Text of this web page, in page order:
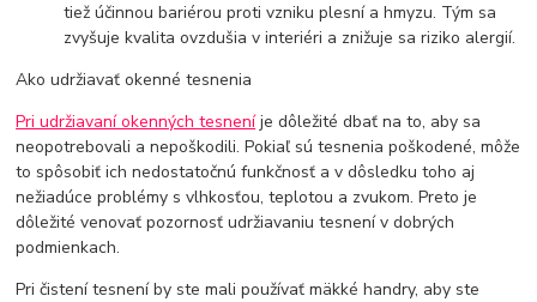
tiež účinnou bariérou proti vzniku plesní a hmyzu. Tým sa
zvyšuje kvalita ovzdušia v interiéri a znižuje sa riziko alergií.
Ako udržiavať okenné tesnenia
Pri udržiavaní okenných tesneníje dôležité dbať na to, aby sa
neopotrebovali a nepoškodili. Pokiaľ sú tesnenia poškodené, môže
to spôsobiť ich nedostatočnú funkčnosť a v dôsledku toho aj
nežiadúce problémy s vlhkosťou, teplotou a zvukom. Preto je
dôležité venovať pozornosť udržiavaniu tesnení v dobrých
podmienkach.
Pri čistení tesnení by ste mali používať mäkké handry, aby ste